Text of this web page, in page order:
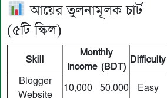
আয়ের তুলনামূলক চার্ট
(৫টি স্কিল)
Skill
Monthly
Income (BDT)
Difficulty
Blogger
Website
10,000 - 50,000
Easy